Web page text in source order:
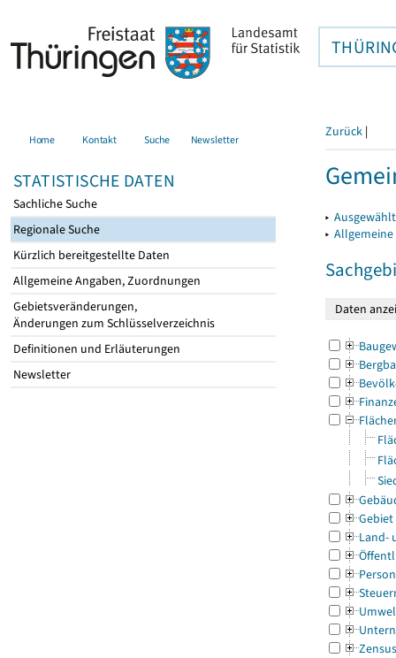
Home Kontakt Suche Newsletter
STATISTISCHE DATEN
Sachliche Suche
Regionale Suche
Kürzlich bereitgestellte Daten
Allgemeine Angaben, Zuordnungen
Gebietsveränderungen,
Änderungen zum Schlüsselverzeichnis
Definitionen und Erläuterungen
Newsletter
Zurück |
▸
▸
Gebiet
Land-
Zensus